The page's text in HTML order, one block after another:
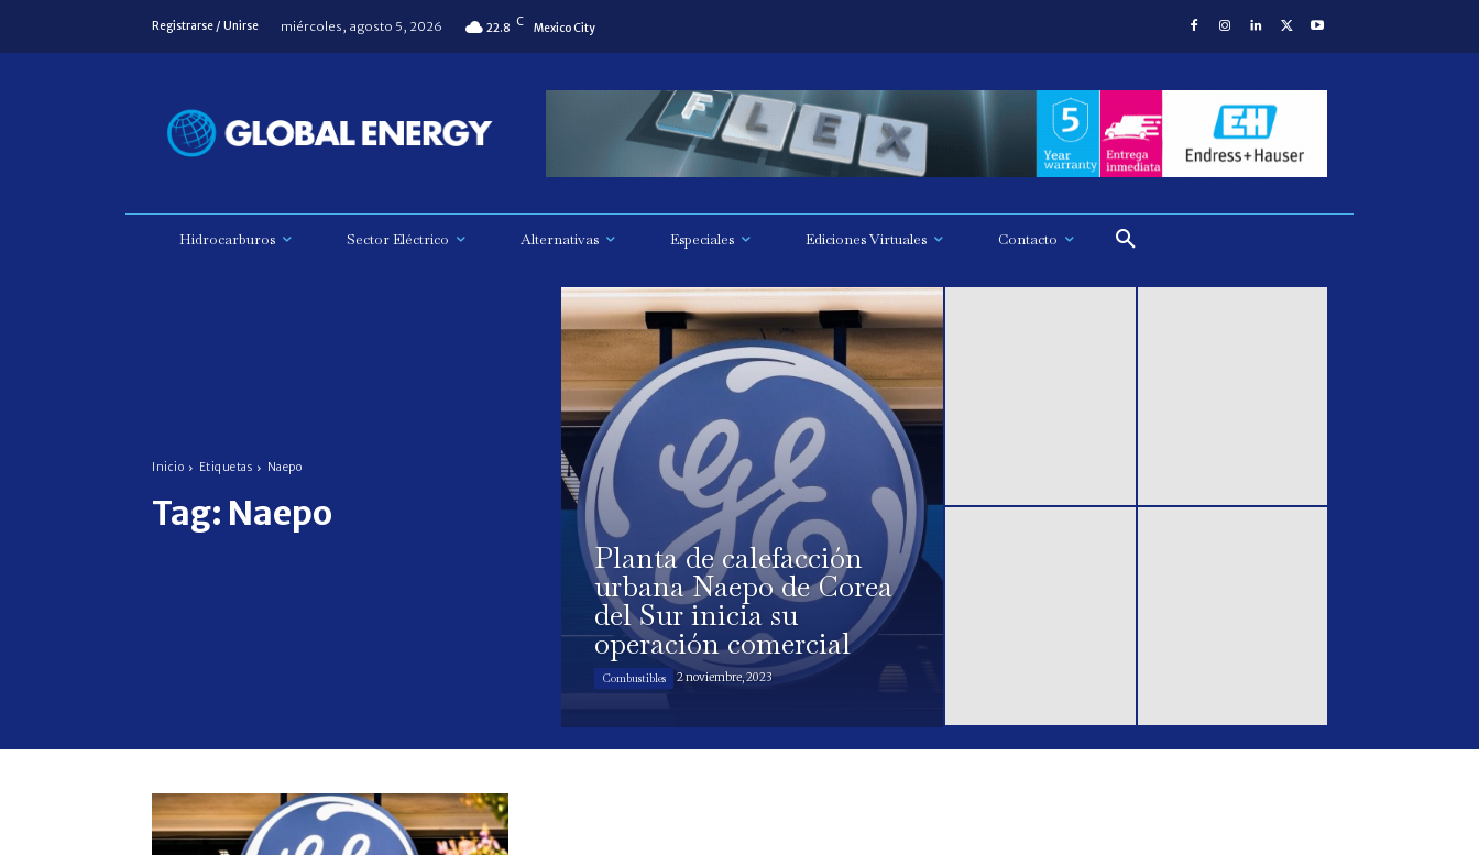
Registrarse / Unirse miércoles, agosto 5, 2026 22.8 C Mexico City
Hidrocarburos Sector Eléctrico Alternativas Especiales Ediciones Virtuales Contacto
Inicio Etiquetas Naepo
Tag: Naepo
Planta de calefacción
urbana Naepo de Corea
del Sur inicia su
operación comercial
Combustibles 2 noviembre, 2023